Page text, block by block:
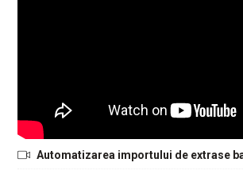
Automatizarea importului de extrase